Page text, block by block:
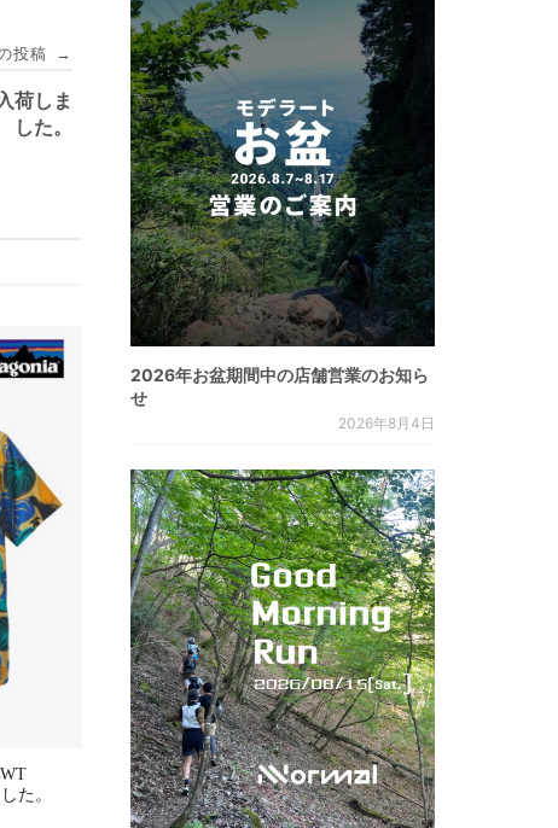
投稿 →
荷しま
した。
た。
2026年お盆期間中の店舗営業のお知ら
せ
2026年8月4日